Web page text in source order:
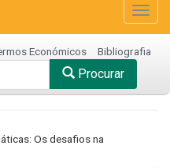
Económicos Bibliografia
Procurar
Os desafios na